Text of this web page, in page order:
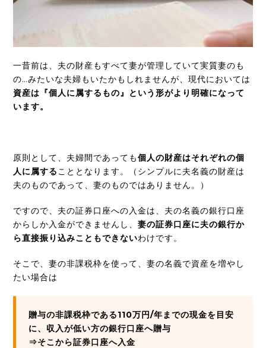
一昔前は、夫の財産もすべて妻が管理していて実質妻のも
の…みたいな夫婦もいたかもしれませんが、現代においては
資産は『個人に属するもの』という形がより明確になって
います。
原則として、夫婦間であっても個人の財産はそれぞれの個
人に属することとなります。（シンプルに夫名義の財産は
夫のものであって、妻のものではありません。）
ですので、夫の証券口座への入金は、夫の名義の銀行口座
からしか入金ができませんし、妻の証券口座に夫の銀行か
ら直接振り込みこともできないわけです。
そこで、妻の非課税枠を使って、妻の名義で資産を増やし
たい場合は
贈与の非課税枠である110万円/年までの現金を目安
に、収入が低い方の銀行口座へ贈与
⇒そこから証券口座へ入金